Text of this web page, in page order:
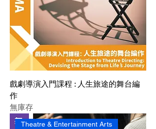
戲劇導演入門課程 : 人生旅途的舞台編
作
無庫存
Theatre & Entertainment Arts